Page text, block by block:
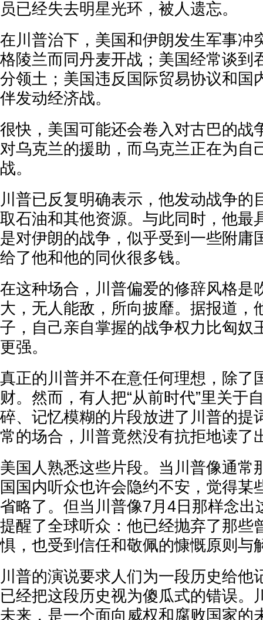
员已经失去明星光环，被人遗忘。
在川普治下，美国和伊朗发生军事冲
格陵兰而同丹麦开战；美国经常谈到
分领土；美国违反国际贸易协议和国
伴发动经济战。
很快，美国可能还会卷入对古巴的战
对乌克兰的援助，而乌克兰正在为自
战。
川普已反复明确表示，他发动战争的
取石油和其他资源。与此同时，他最
是对伊朗的战争，似乎受到一些附庸
给了他和他的同伙很多钱。
在这种场合，川普偏爱的修辞风格是
大，无人能敌，所向披靡。据报道，
子，自己亲自掌握的战争权力比匈奴
更强。
真正的川普并不在意任何理想，除了
财。然而，有人把“从前时代”里关于
碎、记忆模糊的片段放进了川普的提
常的场合，川普竟然没有抗拒地读了
美国人熟悉这些片段。当川普像通常
国国内听众也许会隐约不安，觉得某
省略了。但当川普像7月4日那样念出
提醒了全球听众：他已经抛弃了那些
惧，也受到信任和敬佩的慷慨原则与
川普的演说要求人们为一段历史给他
已经把这段历史视为傻瓜式的错误。
未来，是一个面向威权和腐败国家的